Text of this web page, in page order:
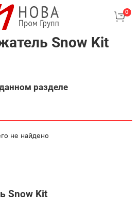
0
Snow Kit
разделе
не найдено
Snow Kit